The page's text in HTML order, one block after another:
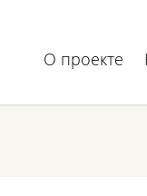
О проекте